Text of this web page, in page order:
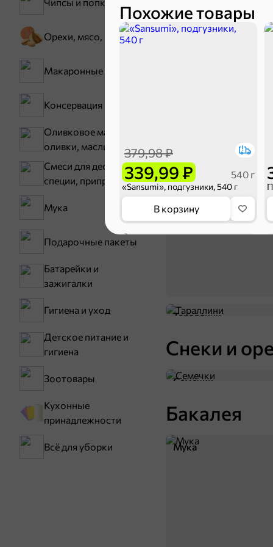
Похожие товары
379,98 ₽
339,99 ₽ 540 г
«Sansumi», подгузники, 540 г
В корзину
44,2 ₽
5
В корзину
Орехи, мясо, рыба
Макаронные изделия
Консервация
Оливковое масло,
оливки, маслины
Смеси для десертов,
специи, приправы
Мука
Подарочные пакеты
Батарейки и
зажигалки
Гигиена и уход
Детское питание и
гигиена
Зоотовары
Кухонные
принадлежности
Всё для уборки
Карамель
Тараллини
Снеки и
Семечки
Бакалея
Мука